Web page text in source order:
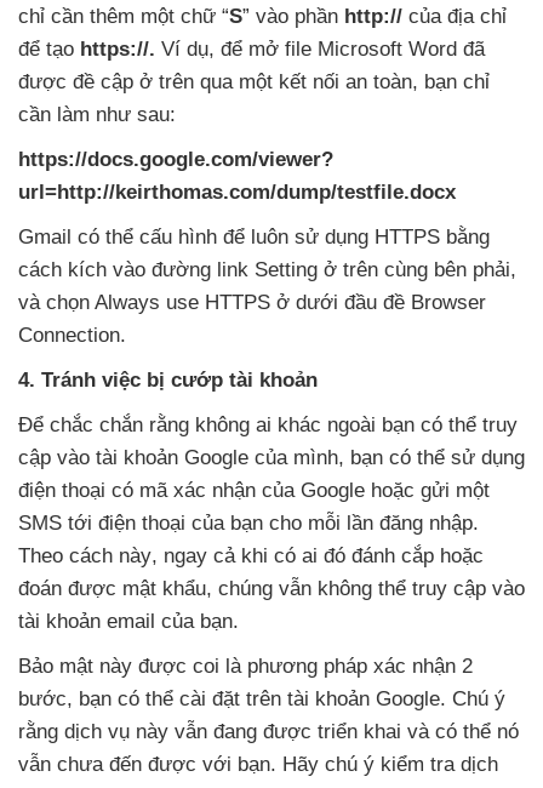
chỉ cần thêm một chữ “S” vào phần http:// của địa chỉ
để tạo https://. Ví dụ, để mở file Microsoft Word đã
được đề cập ở trên qua một kết nối an toàn, bạn chỉ
cần làm như sau:
https://docs.google.com/viewer?
url=http://keirthomas.com/dump/testfile.docx
Gmail có thể cấu hình để luôn sử dụng HTTPS bằng
cách kích vào đường link Setting ở trên cùng bên phải,
và chọn Always use HTTPS ở dưới đầu đề Browser
Connection.
4. Tránh việc bị cướp tài khoản
Để chắc chắn rằng không ai khác ngoài bạn có thể truy
cập vào tài khoản Google của mình, bạn có thể sử dụng
điện thoại có mã xác nhận của Google hoặc gửi một
SMS tới điện thoại của bạn cho mỗi lần đăng nhập.
Theo cách này, ngay cả khi có ai đó đánh cắp hoặc
đoán được mật khẩu, chúng vẫn không thể truy cập vào
tài khoản email của bạn.
Bảo mật này được coi là phương pháp xác nhận 2
bước, bạn có thể cài đặt trên tài khoản Google. Chú ý
rằng dịch vụ này vẫn đang được triển khai và có thể nó
vẫn chưa đến được với bạn. Hãy chú ý kiểm tra dịch